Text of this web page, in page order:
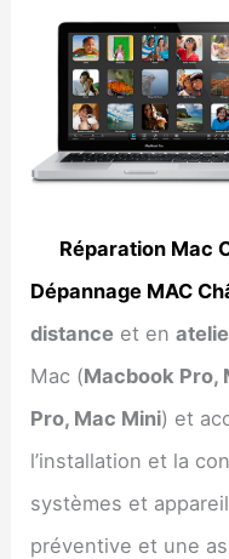
Réparation Mac
Dépannage MAC
distance et en
Mac (Macbook Pro,
Pro, Mac Mini) et
l’installation et la
systèmes et
préventive et une